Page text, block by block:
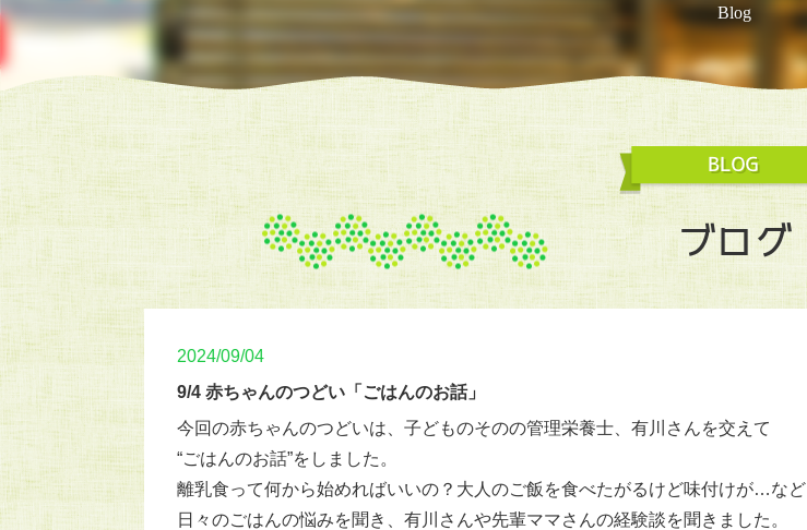
Blog
ブログ
2024/09/04
9/4 赤ちゃんのつどい「ごはんのお話」
今回の赤ちゃんのつどいは、子どものそのの管理栄養士、有川さんを交えて
“ごはんのお話”をしました。
離乳食って何から始めればいいの？大人のご飯を食べたがるけど味付けが…など
日々のごはんの悩みを聞き、有川さんや先輩ママさんの経験談を聞きました。